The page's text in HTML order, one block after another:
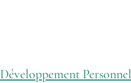
Développement Personnel